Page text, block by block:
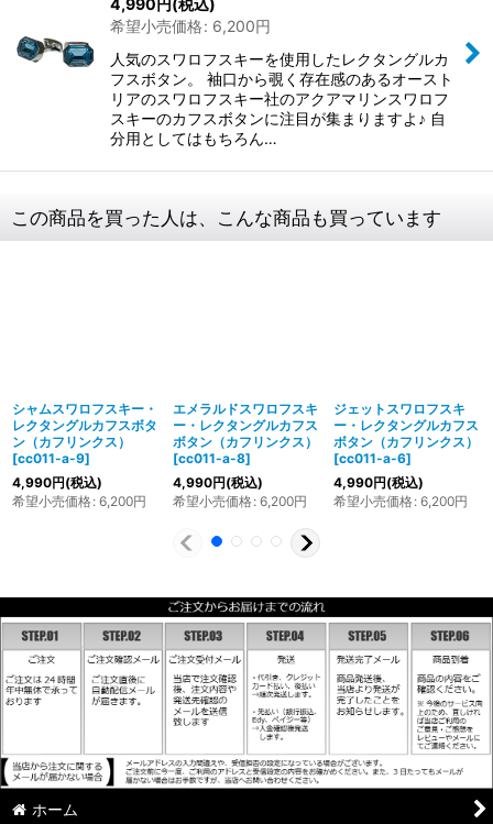
4,990円(税込)
希望小売価格: 6,200円
人気のスワロフスキーを使用したレクタングルカ
フスボタン。 袖口から覗く存在感のあるオースト
リアのスワロフスキー社のアクアマリンスワロフ
スキーのカフスボタンに注目が集まりますよ♪ 自
分用としてはもちろん…
この商品を買った人は、こんな商品も買っています
シャムスワロフスキー・
レクタングルカフスボタ
ン（カフリンクス）
[cc011-a-9]
4,990円(税込)
希望小売価格: 6,200円
エメラルドスワロフスキ
ー・レクタングルカフス
ボタン（カフリンクス）
[cc011-a-8]
4,990円(税込)
希望小売価格: 6,200円
ジェットスワロフスキ
ー・レクタングルカフス
ボタン（カフリンクス）
[cc011-a-6]
4,990円(税込)
希望小売価格: 6,200円
ホーム